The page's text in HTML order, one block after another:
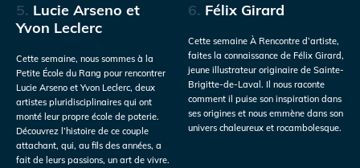
5. Lucie Arseno et
Yvon Leclerc
Cette semaine, nous sommes à la
Petite École du Rang pour rencontrer
Lucie Arseno et Yvon Leclerc, deux
artistes pluridisciplinaires qui ont
monté leur propre école de poterie.
Découvrez l’histoire de ce couple
attachant, qui, au fils des années, a
fait de leurs passions, un art de vivre.
6. Félix Girard
Cette semaine À Rencontre d’artiste,
faites la connaissance de Félix Girard,
jeune illustrateur originaire de Sainte-
Brigitte-de-Laval. Il nous raconte
comment il puise son inspiration dans
ses origines et nous emmène dans son
univers chaleureux et rocambolesque.